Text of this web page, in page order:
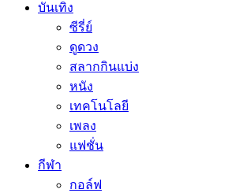
บันเทิง
ซีรี่ย์
ดูดวง
สลากกินแบ่ง
หนัง
เทคโนโลยี
เพลง
แฟชั่น
กีฬา
กอล์ฟ